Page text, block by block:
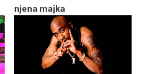
njena majka